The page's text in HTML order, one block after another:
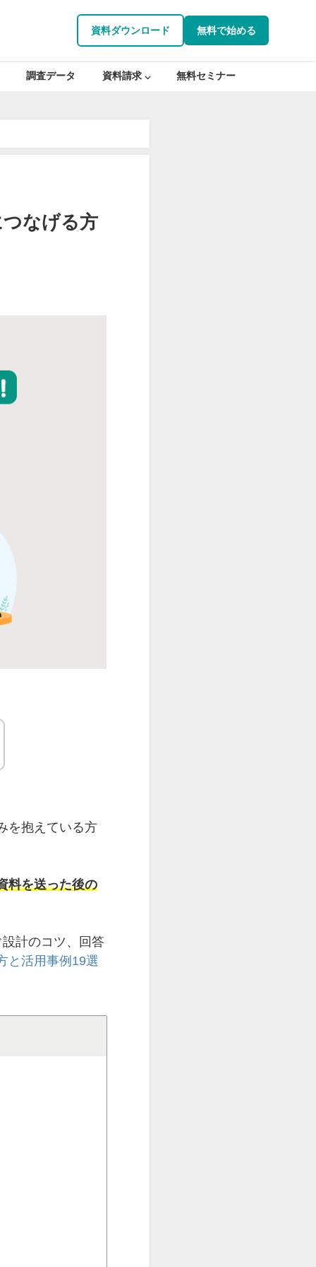
資料ダウンロード 無料で始める
調査データ 資料請求 ⌵ 無料セミナー
なげる方
を抱えている方
料を送った後の
計のコツ、回答
と活用事例19選